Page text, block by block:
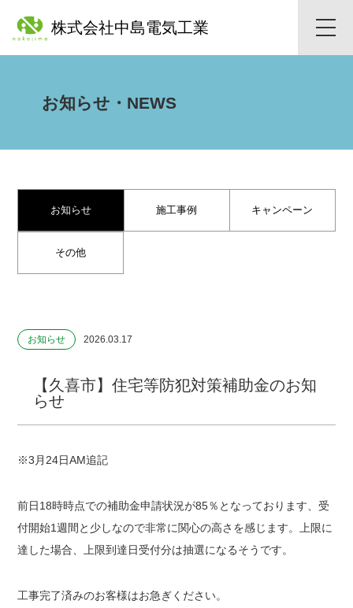
toggle
株式会社中島電気工業
お知らせ・NEWS
お知らせ 施工事例 キャンペーン
その他
お知らせ 2026.03.17
【久喜市】住宅等防犯対策補助金のお知
らせ
※3月24日AM追記
前日18時時点での補助金申請状況が85％となっております、受
付開始1週間と少しなので非常に関心の高さを感じます。上限に
達した場合、上限到達日受付分は抽選になるそうです。
工事完了済みのお客様はお急ぎください。